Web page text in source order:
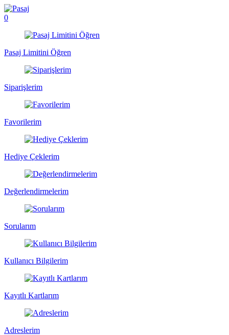
0
Pasaj Limitini Öğren
Siparişlerim
Favorilerim
Hediye Çeklerim
Değerlendirmelerim
Sorularım
Kullanıcı Bilgilerim
Kayıtlı Kartlarım
Adreslerim